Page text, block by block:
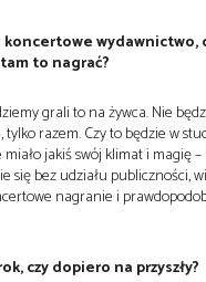
wydawnictwo,
to nagrać?
grali to na żywca. Nie
razem. Czy to będzie w
jakiś swój klimat i magię
się bez udziału publiczności,
nagranie i
czy dopiero na przyszły?